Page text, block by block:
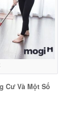
Cư Và Một Số